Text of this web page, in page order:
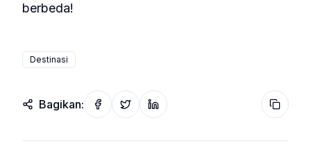
berbeda!
Destinasi
Bagikan: Share on Facebook
Share on Twitter
Share on LinkedIn Copy